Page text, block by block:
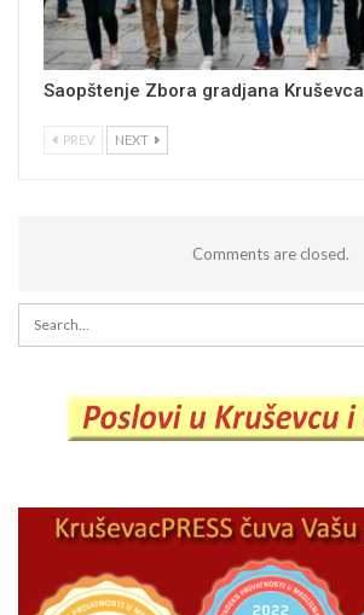
Saopštenje Zbora gradjana Kruševca
PREV NEXT
Comments are closed.